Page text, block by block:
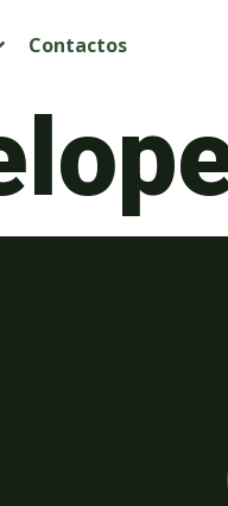
Contactos